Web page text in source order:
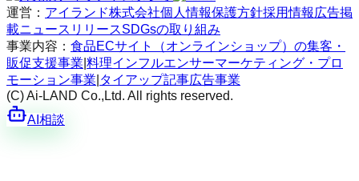
運営： アイランド株式会社個人情報保護方針採用情報 広告掲
載ニュースリリースSDGsの取り組み
事業内容： 食品ECサイト（オンラインショップ）の集客・
販促支援事業 料理インフルエンサーマーケティング・プロ
モーション事業 タイアップ記事広告事業
(C) Ai-LAND Co.,Ltd. All rights reserved.
AI相談